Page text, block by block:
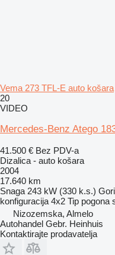
Vema 273 TFL-E auto košara
20
VIDEO
Mercedes-Benz Atego
41.500 € Bez PDV-a
Dizalica - auto košara
2004
17.640 km
Snaga 243 kW (330 k.s.)
konfiguracija 4x2 Tip pogona
Nizozemska, Almelo
Autohandel Gebr. Heinhuis
Kontaktirajte prodavatelja